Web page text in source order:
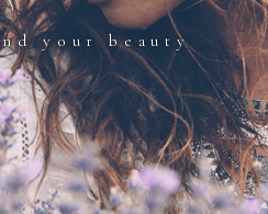
your beauty